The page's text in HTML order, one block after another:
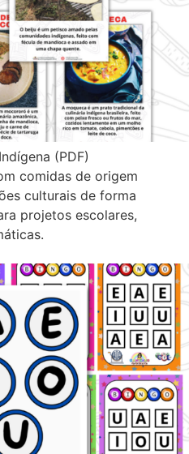
(PDF)
comidas de origem
culturais de forma
projetos escolares,